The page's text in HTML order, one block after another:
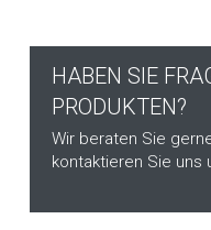
HABEN SIE
PRODUKTEN?
Wir beraten Sie
kontaktieren Sie uns